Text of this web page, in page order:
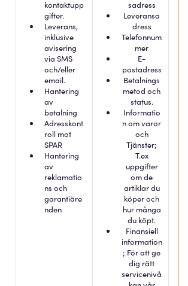
kontaktupp
gifter.
Leverans,
inklusive
avisering
via SMS
och/eller
email.
Hantering
av
betalning
Adresskont
roll mot
SPAR
Hantering
av
reklamatio
ns och
garantiäre
nden
sadress
Leveransa
dress
Telefonnum
mer
E-
postadress
Betalnings
metod och
status.
Informatio
n om varor
och
Tjänster;
T.ex
uppgifter
om de
artiklar du
köper och
hur många
du köpt.
Finansiell
information
; För att ge
dig rätt
servicenivå